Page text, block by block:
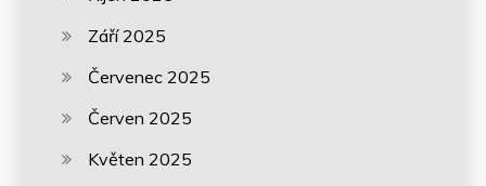
Září 2025
Červenec 2025
Červen 2025
Květen 2025